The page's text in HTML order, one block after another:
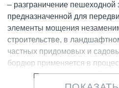
– разграничение пешеходной
предназначенной для
элементы мощения
строительстве, в
частных придомовых и
бордюр применяется в
плитки, возведения клумб и
обустройства газонов и